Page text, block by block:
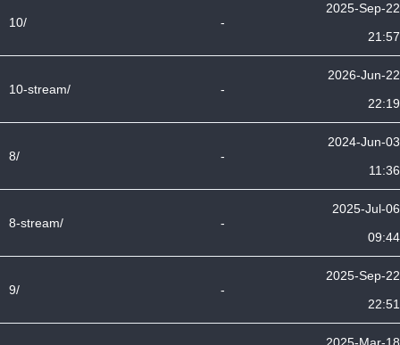
10/ -
2025-Sep-22
21:57
10-stream/ -
2026-Jun-22
22:19
8/ -
2024-Jun-03
11:36
8-stream/ -
2025-Jul-06
09:44
9/ -
2025-Sep-22
22:51